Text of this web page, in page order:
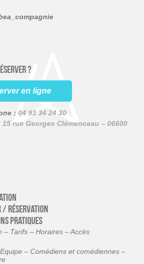
?
en ligne
: 04 93 34 24 30
15 rue Georges Clémenceau – 06600
Réservation
pratiques
– Tarifs – Horaires – Accès
– Comédiens et comédiennes –